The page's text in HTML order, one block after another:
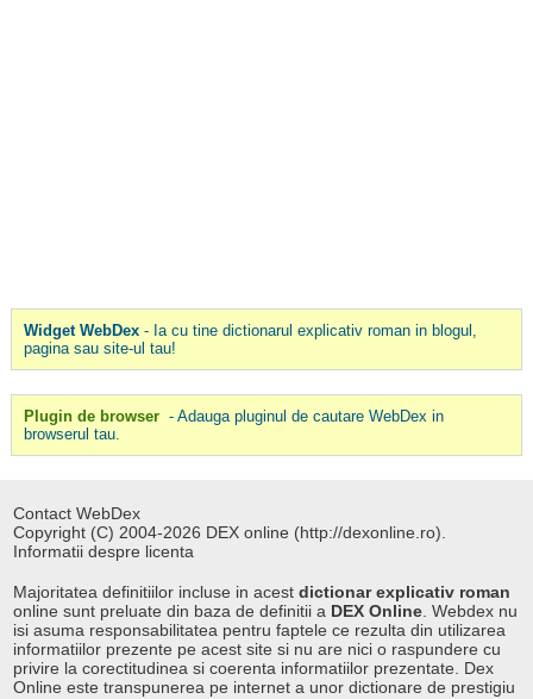
Widget WebDex- Ia cu tine dictionarul explicativ roman in blogul,
pagina sau site-ul tau!
Plugin de browser - Adauga pluginul de cautare WebDex in
browserul tau.
Contact WebDex
Copyright (C) 2004-2026 DEX online (http://dexonline.ro).
Informatii despre licenta
Majoritatea definitiilor incluse in acestdictionar explicativ roman
online sunt preluate din baza de definitii a DEX Online . Webdex nu
isi asuma responsabilitatea pentru faptele ce rezulta din utilizarea
informatiilor prezente pe acest site si nu are nici o raspundere cu
privire la corectitudinea si coerenta informatiilor prezentate. Dex
Online este transpunerea pe internet a unor dictionare de prestigiu